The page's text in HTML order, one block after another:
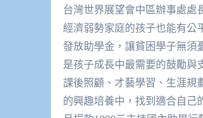
台灣世界展望會中區辦事處
經濟弱勢家庭的孩子也能有公
發放助學金，讓貧困學子無須
是孩子成長中最需要的鼓勵與
課後照顧、才藝學習、生涯規
的興趣培養中，找到適合自己